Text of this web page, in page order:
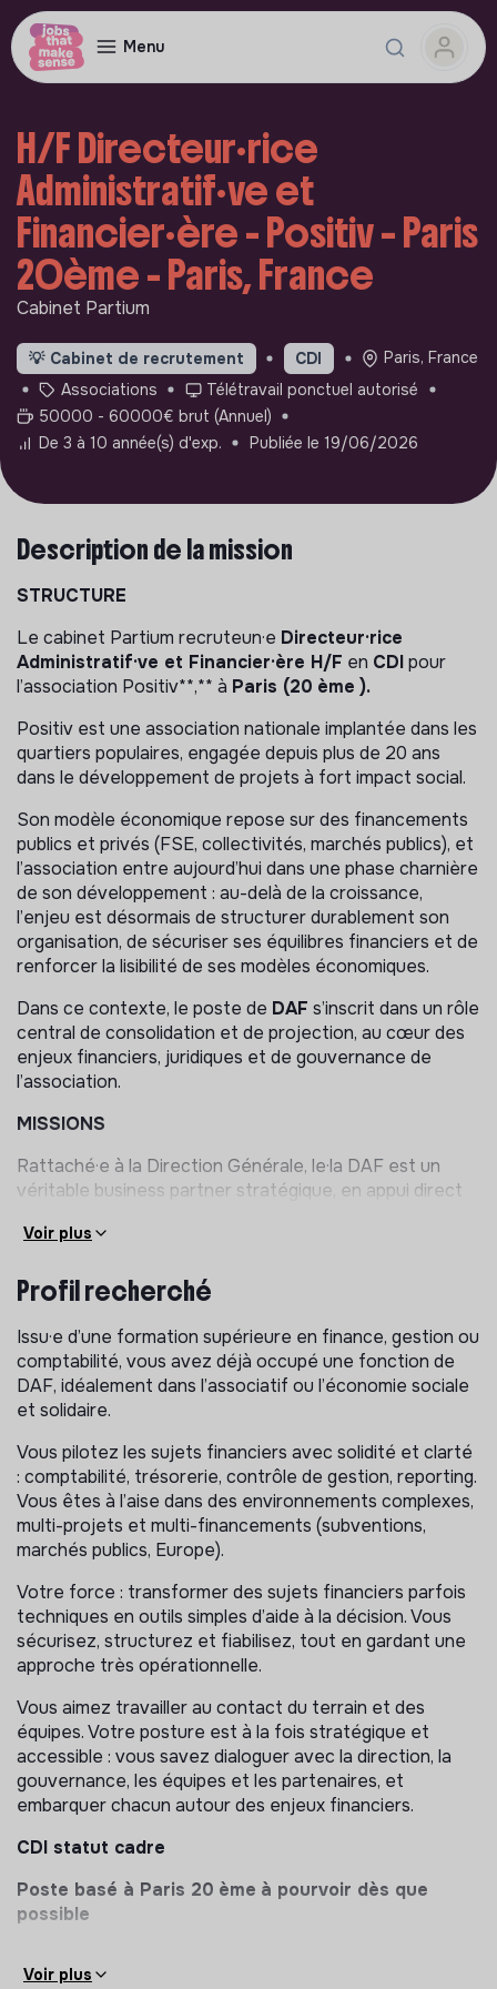
Menu
H/F Directeur·rice
Administratif·ve et
Financier·ère - Positiv – Paris
20ème - Paris, France
Cabinet Partium
💡 Cabinet de recrutement CDI
Paris, France
Associations
Télétravail ponctuel autorisé
50000 - 60000€ brut (Annuel)
De 3 à 10 année(s) d'exp.
Publiée le 19/06/2026
Description de la mission
STRUCTURE
Le cabinet Partium recruteun·e Directeur·rice
Administratif·ve et Financier·ère H/F en CDIpour
l’association Positiv**,** à Paris (20 ème ).
Positiv est une association nationale implantée dans les
quartiers populaires, engagée depuis plus de 20 ans
dans le développement de projets à fort impact social.
Son modèle économique repose sur des financements
publics et privés (FSE, collectivités, marchés publics), et
l’association entre aujourd’hui dans une phase charnière
de son développement : au-delà de la croissance,
l’enjeu est désormais de structurer durablement son
organisation, de sécuriser ses équilibres financiers et de
renforcer la lisibilité de ses modèles économiques.
Dans ce contexte, le poste de DAF s’inscrit dans un rôle
central de consolidation et de projection, au cœur des
enjeux financiers, juridiques et de gouvernance de
l’association.
MISSIONS
Rattaché·e à la Direction Générale, le·la DAF est un
véritable business partner stratégique, en appui direct
performance. Le poste combine une forte dimension
quotidien.
Pilotage financier et trésorerie
Piloter la trésorerie et sécuriser les équilibres
financiers de l’association ;
18 mois, en anticipant les décalages de financement ;
Négocier et optimiser les relations bancaires et les
lignes de financement ;
Produire des reportings financiers fiables à
destination de la Direction et du Conseil
d’Administration ;
Suivre l’exécution financière des projets et garantir
le respect des engagements budgétaires.
Pilotage budgétaire multi-territorial et multi-projets
Construire et piloter le budget global de l’association,
ainsi que les budgets par territoire, dispositif et
Superviser la clôture des comptes en lien avec le
Analyser la rentabilité des projets et produire des
simulations financières, notamment dans le cadre des
réponses à appels d’offres ;
Voir plus
Profil recherché
Issu·e d’une formation supérieure en finance, gestion ou
comptabilité, vous avez déjà occupé une fonction de
DAF, idéalement dans l’associatif ou l’économie sociale
et solidaire.
Vous pilotez les sujets financiers avec solidité et clarté
: comptabilité, trésorerie, contrôle de gestion, reporting.
Vous êtes à l’aise dans des environnements complexes,
multi-projets et multi-financements (subventions,
marchés publics, Europe).
Votre force : transformer des sujets financiers parfois
techniques en outils simples d’aide à la décision. Vous
sécurisez, structurez et fiabilisez, tout en gardant une
approche très opérationnelle.
Vous aimez travailler au contact du terrain et des
équipes. Votre posture est à la fois stratégique et
accessible : vous savez dialoguer avec la direction, la
gouvernance, les équipes et les partenaires, et
embarquer chacun autour des enjeux financiers.
CDI statut cadre
Poste basé à Paris 20 ème à pourvoir dès que
possible
Voir plus